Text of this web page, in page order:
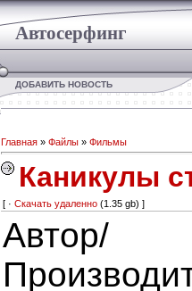
Автосерфинг
ДОБАВИТЬ НОВОСТЬ
Главная » Файлы » Фильмы
Каникулы
[ · Скачать удаленно (1.35 gb) ]
Автор/